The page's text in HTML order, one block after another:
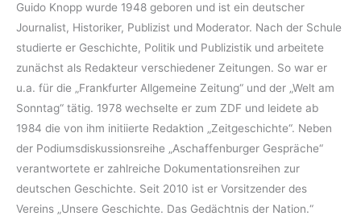
Guido Knopp wurde 1948 geboren und ist ein deutscher
Journalist, Historiker, Publizist und Moderator. Nach der Schule
studierte er Geschichte, Politik und Publizistik und arbeitete
zunächst als Redakteur verschiedener Zeitungen. So war er
u.a. für die „Frankfurter Allgemeine Zeitung“ und der „Welt am
Sonntag“ tätig. 1978 wechselte er zum ZDF und leidete ab
1984 die von ihm initiierte Redaktion „Zeitgeschichte“. Neben
der Podiumsdiskussionsreihe „Aschaffenburger Gespräche“
verantwortete er zahlreiche Dokumentationsreihen zur
deutschen Geschichte. Seit 2010 ist er Vorsitzender des
Vereins „Unsere Geschichte. Das Gedächtnis der Nation.“